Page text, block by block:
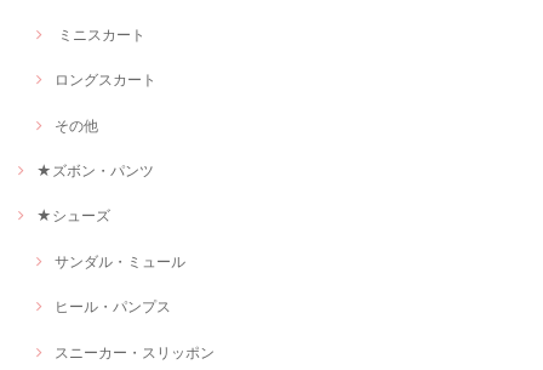
ミニスカート
ロングスカート
その他
★ズボン・パンツ
★シューズ
サンダル・ミュール
ヒール・パンプス
スニーカー・スリッポン